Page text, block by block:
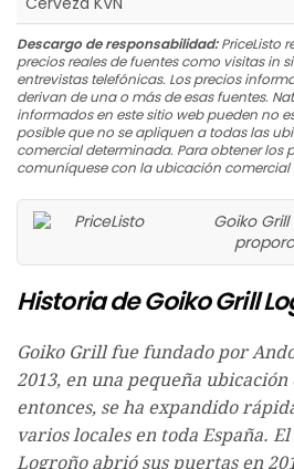
Descargo de responsabilidad:PriceListo
precios reales de fuentes como visitas in
entrevistas telefónicas. Los precios
derivan de una o más de esas fuentes.
informados en este sitio web pueden no
posible que no se apliquen a todas las
comercial determinada. Para obtener los
comuníquese con la ubicación comercial
Goiko
Historia de Goiko Grill
Goiko Grill fue fundado por
2013, en una pequeña
entonces, se ha expandido
varios locales en toda España.
Logroño abrió sus puertas en